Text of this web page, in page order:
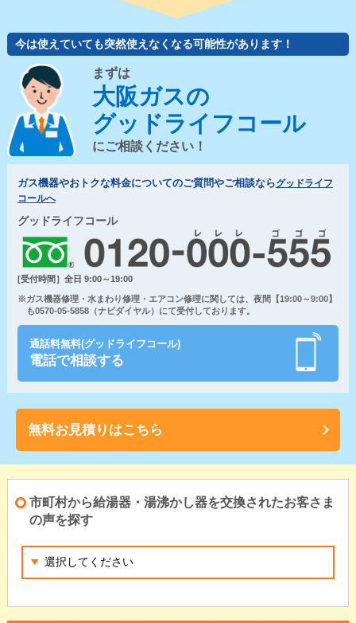
今は使えていても突然使えなくなる可能性があります！
まずは
大阪ガスの
グッドライフコール
にご相談ください！
ガス機器やおトクな料金についてのご質問やご相談ならグッドライフ
コールへ
グッドライフコール
[受付時間］全日 9:00～19:00
※ガス機器修理・水まわり修理・エアコン修理に関しては、夜間【19:00～9:00】
も0570-05-5858（ナビダイヤル）にて受付しております。
通話料無料(グッドライフコール)
電話で相談する
無料お見積りはこちら
市町村から給湯器・湯沸かし器を交換されたお客さま
の声を探す